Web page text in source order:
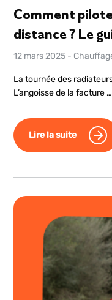
Comment
distance ? Le
12 mars 2025 -
La tournée des
L’angoisse de la facture …
Lire la suite